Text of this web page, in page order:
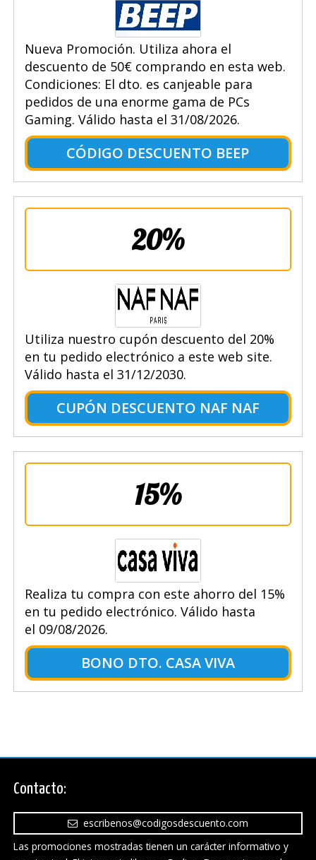
Nueva Promoción. Utiliza ahora el
descuento de 50€ comprando en esta web.
Condiciones: El dto. es canjeable para
pedidos de una enorme gama de PCs
Gaming. Válido hasta el 31/08/2026.
CÓDIGO DESCUENTO BEEP
20%
Utiliza nuestro cupón descuento del 20%
en tu pedido electrónico a este web site.
Válido hasta el 31/12/2030.
CUPÓN DESCUENTO NAF NAF
15%
Realiza tu compra con este ahorro del 15%
en tu pedido electrónico. Válido hasta
el 09/08/2026.
BONO DTO. CASA VIVA
Contacto:
escribenos@codigosdescuento.com
Las promociones mostradas tienen un carácter informativo y